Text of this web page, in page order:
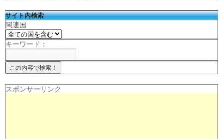
サイト内検索
関連国
キーワード：
スポンサーリンク